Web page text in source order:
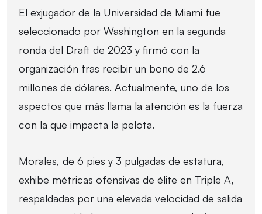
El exjugador de la Universidad de Miami fue
seleccionado por Washington en la segunda
ronda del Draft de 2023 y firmó con la
organización tras recibir un bono de 2.6
millones de dólares. Actualmente, uno de los
aspectos que más llama la atención es la fuerza
con la que impacta la pelota.
Morales, de 6 pies y 3 pulgadas de estatura,
exhibe métricas ofensivas de élite en Triple A,
respaldadas por una elevada velocidad de salida